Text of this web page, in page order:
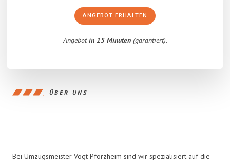
ANGEBOT ERHALTEN
Angebotin 15 Minuten(garantiert).
ÜBER UNS
Bei Umzugsmeister Vogt Pforzheim sind wir spezialisiert auf die